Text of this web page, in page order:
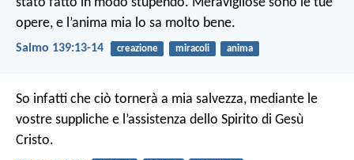
opere, e l’anima mia lo sa molto bene.
Salmo 139:13-14 creazione miracoli anima
So infatti che ciò tornerà a mia salvezza, mediante le
vostre suppliche e l’assistenza dello Spirito di Gesù
Cristo.